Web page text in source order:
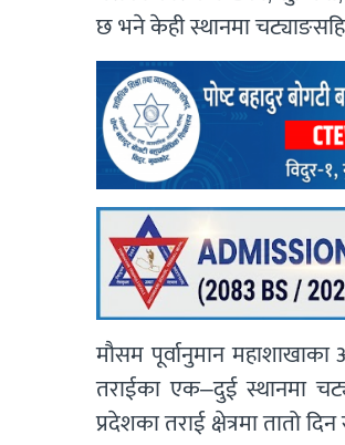
छ भने केही स्थानमा
मौसम पूर्वानुमान
तराईका एक–दुई स्थानमा
प्रदेशका तराई क्षेत्रमा तातो